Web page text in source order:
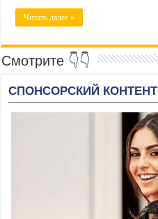
Читать далее »
Смотрите 👇👇